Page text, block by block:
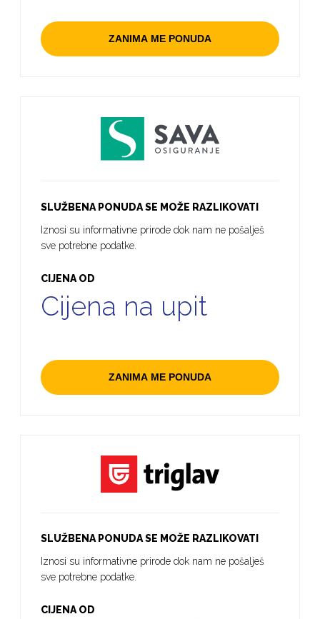
ZANIMA ME PONUDA
SLUŽBENA PONUDA SE MOŽE RAZLIKOVATI
Iznosi su informativne prirode dok nam ne pošalješ
sve potrebne podatke.
CIJENA OD
Cijena na upit
ZANIMA ME PONUDA
SLUŽBENA PONUDA SE MOŽE RAZLIKOVATI
Iznosi su informativne prirode dok nam ne pošalješ
sve potrebne podatke.
CIJENA OD